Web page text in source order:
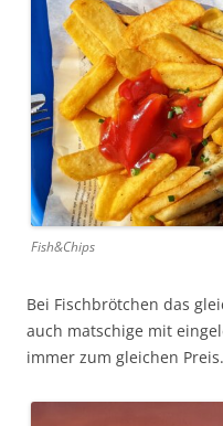
Fish&Chips
Bei Fischbrötchen das
auch matschige mit
immer zum gleichen Preis.